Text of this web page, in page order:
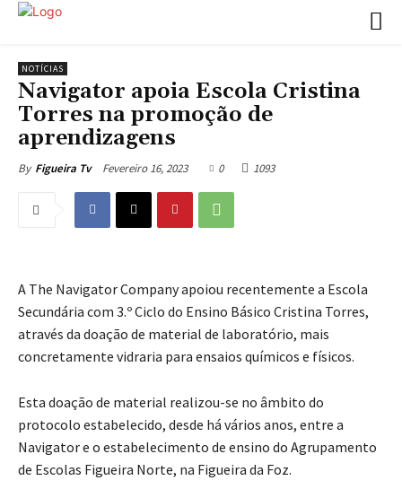
NOTÍCIAS
Navigator apoia Escola Cristina
Torres na promoção de
aprendizagens
By Figueira Tv Fevereiro 16, 2023 0 1093
A The Navigator Company apoiou recentemente a Escola
Secundária com 3.º Ciclo do Ensino Básico Cristina Torres,
através da doação de material de laboratório, mais
concretamente vidraria para ensaios químicos e físicos.
Esta doação de material realizou-se no âmbito do
protocolo estabelecido, desde há vários anos, entre a
Navigator e o estabelecimento de ensino do Agrupamento
de Escolas Figueira Norte, na Figueira da Foz.